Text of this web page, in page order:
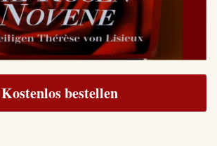
Kostenlos bestellen